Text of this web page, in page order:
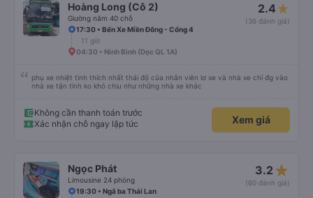
Hoàng Long (Cô 2)
Giường nằm 40 chỗ
2.4
(36 đánh giá)
17:30 • Bến Xe Miền Đông - Cổng 4
11 giờ
04:30 • Ninh Bình (Dọc QL 1A)
phụ xe nhiệt tình thích nhất thái độ của nhân viên lơ xe và nhà xe chỉ đg vào
nhà xe tận tình ko khó chịu như những nhà xe khác
Không cần thanh toán trước
Xác nhận chỗ ngay lập tức
Xem giá
Ngọc Phát
Limousine 24 phòng
3.2 star_rate
(60 đánh giá)
19:30 • Ngã ba Thái Lan